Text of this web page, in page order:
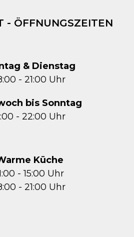
- ÖFFNUNGSZEITEN
& Dienstag
- 21:00 Uhr
bis Sonntag
- 22:00 Uhr
Küche
- 15:00 Uhr
- 21:00 Uhr